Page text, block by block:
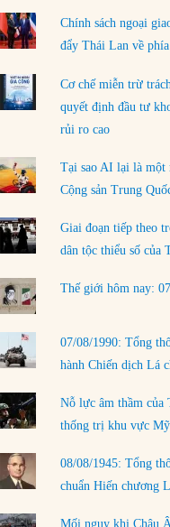
Điểm mù chiến lược của
Dương
Đặt cược vào thất bại: Các
hiểm quốc gia và khía cạnh
Làm thế nào để kết thúc
LOAD
Chính sách ngoại
đẩy Thái Lan về
Cơ chế miễn trừ
quyết định đầu tư
rủi ro cao
Tại sao AI lại là
Cộng sản Trung
Giai đoạn tiếp theo
dân tộc thiểu số của
Thế giới hôm nay:
07/08/1990: Tổng
hành Chiến dịch Lá
Nỗ lực âm thầm của
thống trị khu vực
08/08/1945: Tổng
chuẩn Hiến chương
Mối nguy khi Châu